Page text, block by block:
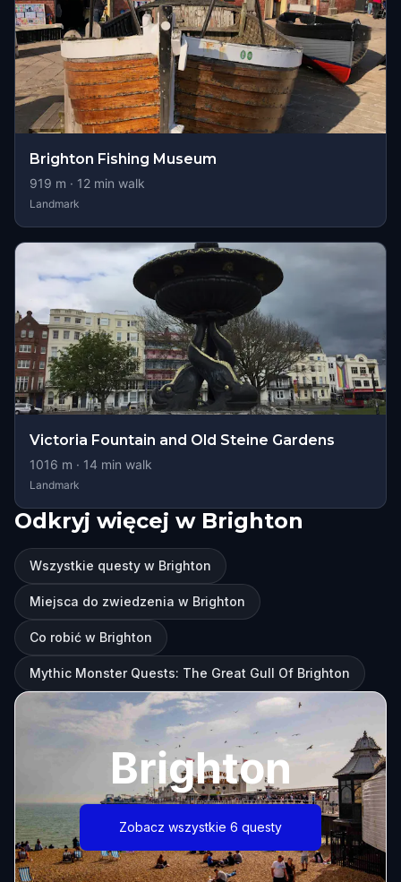
Brighton Fishing Museum
919 m · 12 min walk
Landmark
Victoria Fountain and Old Steine Gardens
1016 m · 14 min walk
Landmark
Odkryj więcej w Brighton
Wszystkie questy w Brighton
Miejsca do zwiedzenia w Brighton
Co robić w Brighton
Mythic Monster Quests: The Great Gull Of Brighton
Brighton
Zobacz wszystkie 6 questy